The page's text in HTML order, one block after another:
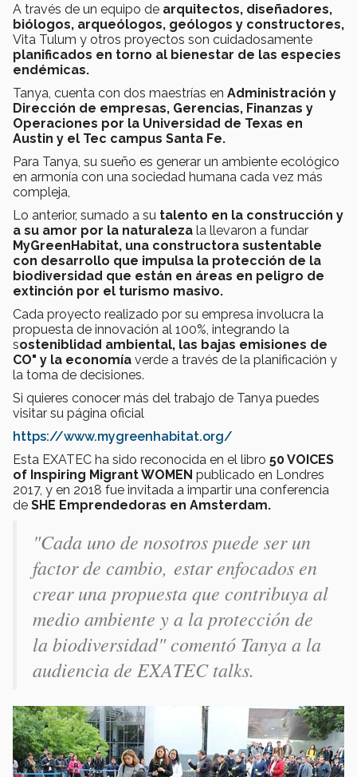
A través de un equipo de arquitectos, diseñadores,
biólogos, arqueólogos, geólogos y constructores,
Vita Tulum y otros proyectos son cuidadosamente
planificados en torno al bienestar de las especies
endémicas.
Tanya, cuenta con dos maestrías en Administración y
Dirección de empresas, Gerencias, Finanzas y
Operaciones por la Universidad de Texas en
Austin y el Tec campus Santa Fe.
Para Tanya, su sueño es generar un ambiente ecológico
en armonía con una sociedad humana cada vez más
compleja,
Lo anterior, sumado a su talento en la construcción y
a su amor por la naturaleza la llevaron a fundar
MyGreenHabitat, una constructora sustentable
con desarrollo que impulsa la protección de la
biodiversidad que están en áreas en peligro de
extinción por el turismo masivo.
Cada proyecto realizado por su empresa involucra la
propuesta de innovación al 100%, integrando la
sosteniblidad ambiental, las bajas emisiones de
CO" y la economía verde a través de la planificación y
la toma de decisiones.
Si quieres conocer más del trabajo de Tanya puedes
visitar su página oficial
https://www.mygreenhabitat.org/
Esta EXATEC ha sido reconocida en el libro 50 VOICES
of Inspiring Migrant WOMEN publicado en Londres
2017, y en 2018 fue invitada a impartir una conferencia
de SHE Emprendedoras en Amsterdam.
"Cada uno de nosotros puede ser un
factor de cambio, estar enfocados en
crear una propuesta que contribuya al
medio ambiente y a la protección de
la biodiversidad" comentó Tanya a la
audiencia de EXATEC talks.